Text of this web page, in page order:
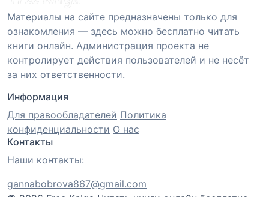
Материалы на сайте предназначены только для
ознакомления — здесь можно бесплатно читать
книги онлайн. Администрация проекта не
контролирует действия пользователей и не несёт
за них ответственности.
Информация
Для правообладателей Политика
конфиденциальности О нас
Контакты
Наши контакты:
gannabobrova867@gmail.com